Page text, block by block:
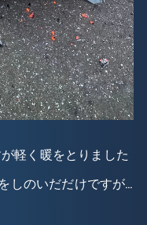
軽く暖をとりました
しのいだだけですが…